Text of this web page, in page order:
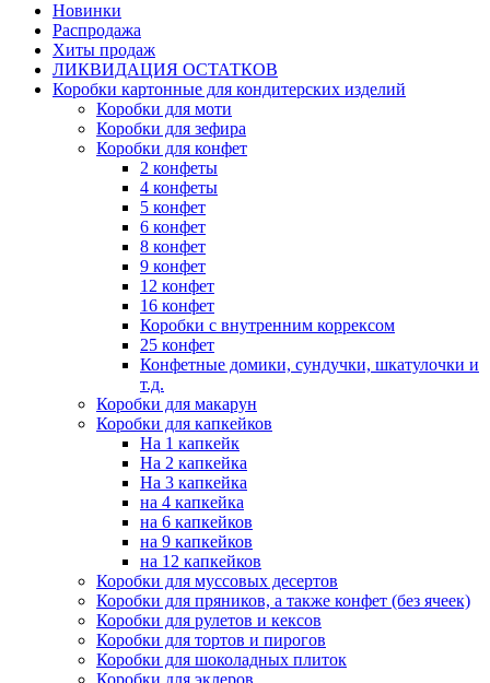
Новинки
Распродажа
Хиты продаж
ЛИКВИДАЦИЯ ОСТАТКОВ
Коробки картонные для кондитерских изделий
Коробки для моти
Коробки для зефира
Коробки для конфет
2 конфеты
4 конфеты
5 конфет
6 конфет
8 конфет
9 конфет
12 конфет
16 конфет
Коробки с внутренним коррексом
25 конфет
Конфетные домики, сундучки, шкатулочки и
т.д.
Коробки для макарун
Коробки для капкейков
На 1 капкейк
На 2 капкейка
На 3 капкейка
на 4 капкейка
на 6 капкейков
на 9 капкейков
на 12 капкейков
Коробки для муссовых десертов
Коробки для пряников, а также конфет (без ячеек)
Коробки для рулетов и кексов
Коробки для тортов и пирогов
Коробки для шоколадных плиток